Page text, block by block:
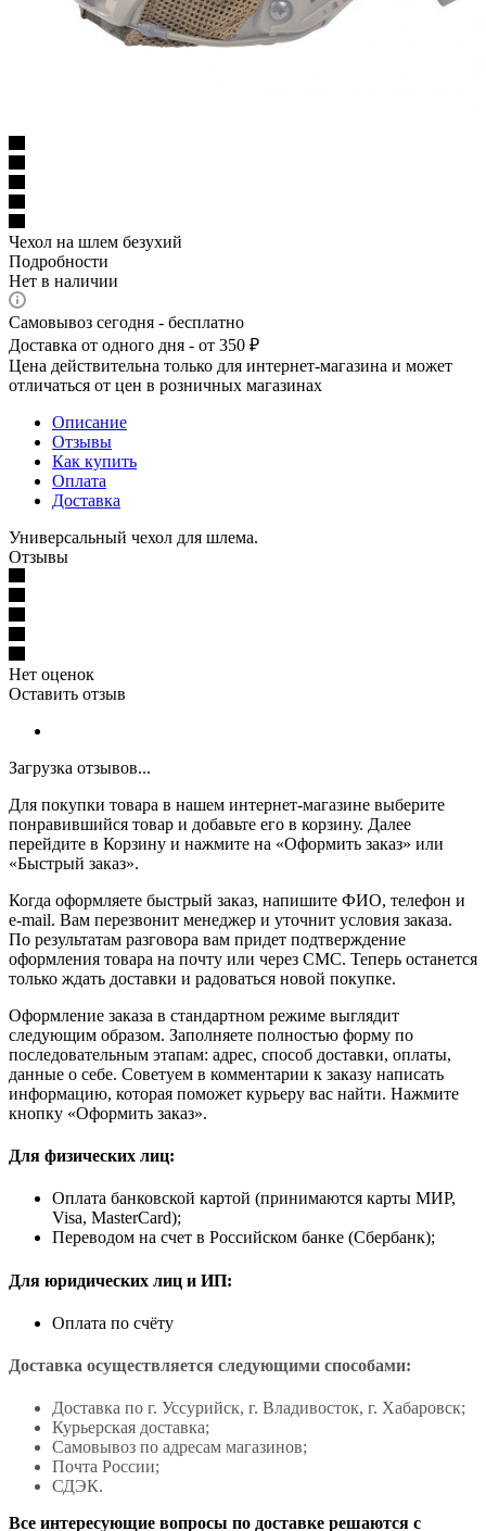
Чехол на шлем безухий
Подробности
Нет в наличии
Самовывоз сегодня - бесплатно
Доставка от одного дня - от 350 ₽
Цена действительна только для интернет-магазина и может
отличаться от цен в розничных магазинах
Описание
Отзывы
Как купить
Оплата
Доставка
Универсальный чехол для шлема.
Отзывы
Нет оценок
Оставить отзыв
Загрузка отзывов...
Для покупки товара в нашем интернет-магазине выберите
понравившийся товар и добавьте его в корзину. Далее
перейдите в Корзину и нажмите на «Оформить заказ» или
«Быстрый заказ».
Когда оформляете быстрый заказ, напишите ФИО, телефон и
e-mail. Вам перезвонит менеджер и уточнит условия заказа.
По результатам разговора вам придет подтверждение
оформления товара на почту или через СМС. Теперь останется
только ждать доставки и радоваться новой покупке.
Оформление заказа в стандартном режиме выглядит
следующим образом. Заполняете полностью форму по
последовательным этапам: адрес, способ доставки, оплаты,
данные о себе. Советуем в комментарии к заказу написать
информацию, которая поможет курьеру вас найти. Нажмите
кнопку «Оформить заказ».
Для физических лиц:
Оплата банковской картой (принимаются карты МИР,
Visa, MasterCard);
Переводом на счет в Российском банке (Сбербанк);
Для юридических лиц и ИП:
Оплата по счёту
Доставка осуществляется следующими способами:
Доставка по г. Уссурийск, г. Владивосток, г. Хабаровск;
Курьерская доставка;
Самовывоз по адресам магазинов;
Почта России;
СДЭК.
Все интересующие вопросы по доставке решаются с